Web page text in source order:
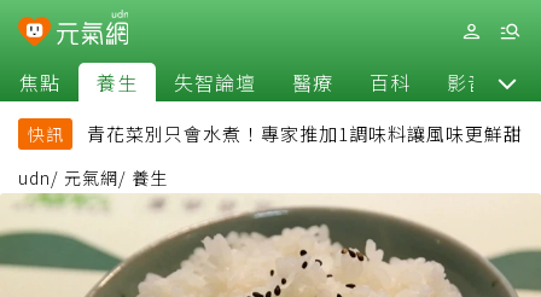
焦點 養生 失智論壇 醫療 百科 影音
快訊 青花菜別只會水煮！專家推加1調味料讓風味更鮮甜
udn/ 元氣網/ 養生